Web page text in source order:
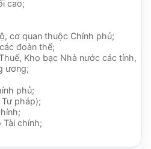
cao;
cơ quan thuộc Chính phủ;
đoàn thể;
Kho bạc Nhà nước các tỉnh,
ương;
phủ;
pháp);
Tài chính;